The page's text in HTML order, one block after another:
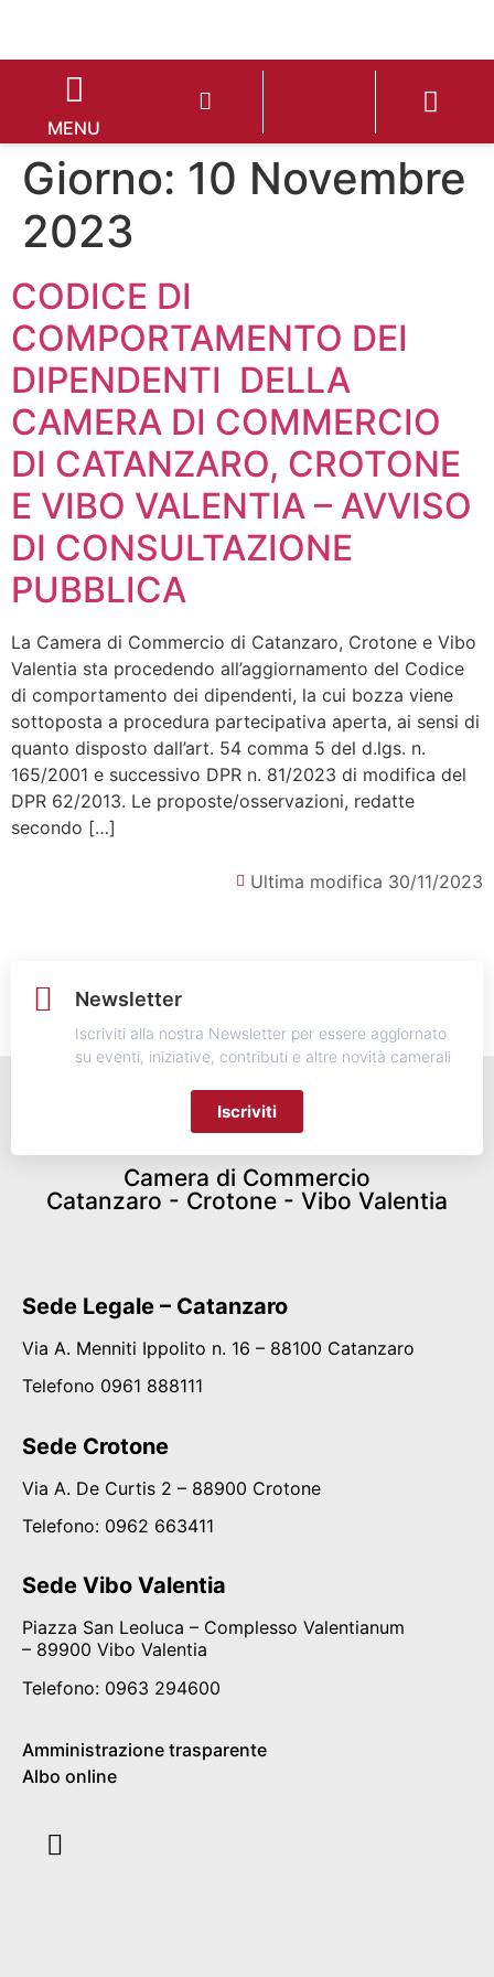
MENU
Giorno: 10 Novembre
2023
CODICE DI
COMPORTAMENTO DEI
DIPENDENTI DELLA
CAMERA DI COMMERCIO
DI CATANZARO, CROTONE
E VIBO VALENTIA – AVVISO
DI CONSULTAZIONE
PUBBLICA
La Camera di Commercio di Catanzaro, Crotone e Vibo
Valentia sta procedendo all’aggiornamento del Codice
di comportamento dei dipendenti, la cui bozza viene
sottoposta a procedura partecipativa aperta, ai sensi di
quanto disposto dall’art. 54 comma 5 del d.lgs. n.
165/2001 e successivo DPR n. 81/2023 di modifica del
DPR 62/2013. Le proposte/osservazioni, redatte
secondo […]
Ultima modifica 30/11/2023
Newsletter
Iscriviti alla nostra Newsletter per essere aggiornato
su eventi, iniziative, contributi e altre novità camerali
Iscriviti
Camera di Commercio
Catanzaro - Crotone - Vibo Valentia
Sede Legale – Catanzaro
Via A. Menniti Ippolito n. 16 – 88100 Catanzaro
Telefono 0961 888111
Sede Crotone
Via A. De Curtis 2 – 88900 Crotone
Telefono: 0962 663411
Sede Vibo Valentia
Piazza San Leoluca – Complesso Valentianum
– 89900 Vibo Valentia
Telefono: 0963 294600
Amministrazione trasparente
Albo online